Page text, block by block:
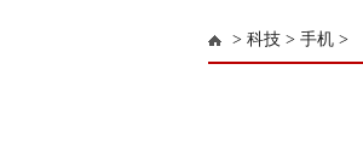
> 科技 > 手机 >